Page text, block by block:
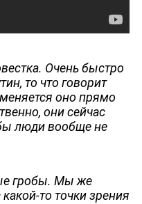
Очень быстро
то что говорит
оно прямо
они сейчас
люди вообще не
гробы. Мы же
то точки зрения